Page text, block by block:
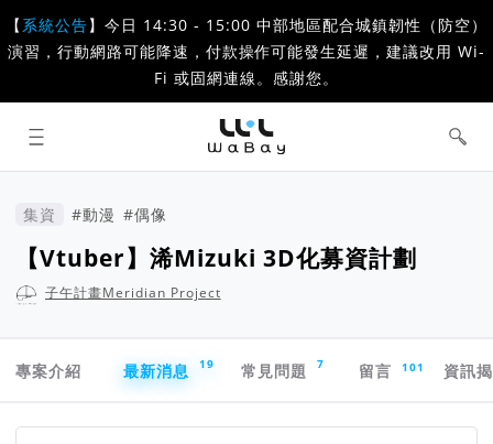
【 系統公告】今日 14:30 - 15:00 中部地區配合城鎮韌性（防空）
演習，行動網路可能降速，付款操作可能發生延遲，建議改用 Wi-
Fi 或固網連線。感謝您。
WaBay 挖貝 | 台灣最值得信賴的群眾
集資 / 群眾募資平台
集資 #動漫 #偶像
【Vtuber】浠Mizuki 3D化募資計劃
子午計畫Meridian Project
專案介紹
最新消息 19 常見問題 7 留言 101 資訊